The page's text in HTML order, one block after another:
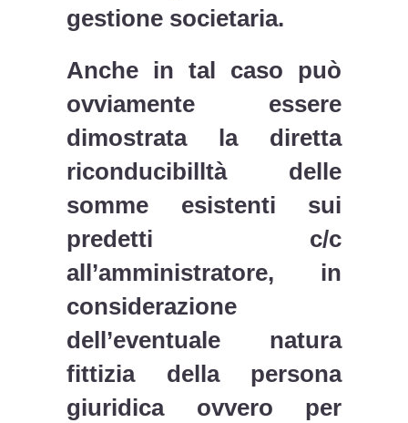
gestione societaria.
Anche in tal caso può
ovviamente essere
dimostrata la diretta
riconducibilltà delle
somme esistenti sui
predetti c/c
all’amministratore, in
considerazione
dell’eventuale natura
fittizia della persona
giuridica ovvero per